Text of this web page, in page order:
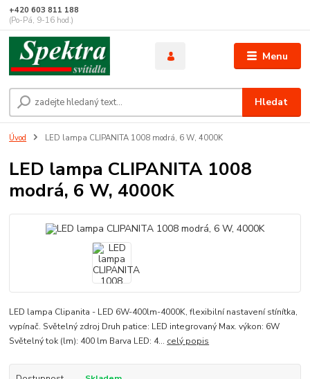
Menu
Hledat
+420 603 811 188
(Po-Pá, 9-16 hod.)
Úvod LED lampa CLIPANITA 1008 modrá, 6 W, 4000K
LED lampa CLIPANITA 1008
modrá, 6 W, 4000K
LED lampa Clipanita - LED 6W-400lm-4000K, flexibilní nastavení stínítka,
vypínač. Světelný zdroj Druh patice: LED integrovaný Max. výkon: 6W
Světelný tok (lm): 400 lm Barva LED: 4... celý popis